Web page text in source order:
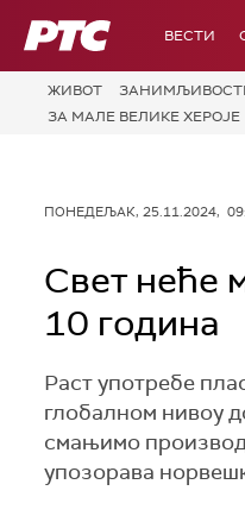
РТС ВЕСТИ
ЖИВОТ
ЗА МАЛЕ ВЕЛИКЕ ХЕРОЈЕ
ПОНЕДЕЉАК, 25.11.2024,
Свет неће
10 година
Раст употребе
глобалном нивоу
смањимо
упозорава